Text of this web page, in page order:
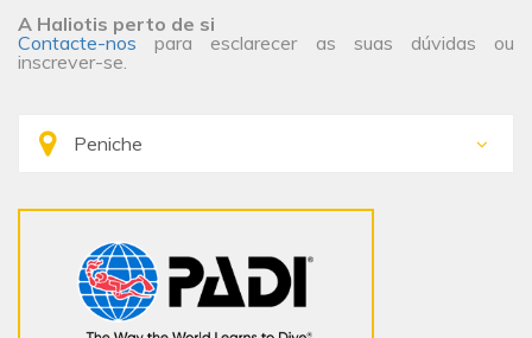
A Haliotis perto de si
Contacte-nos para esclarecer as suas dúvidas ou
inscrever-se.